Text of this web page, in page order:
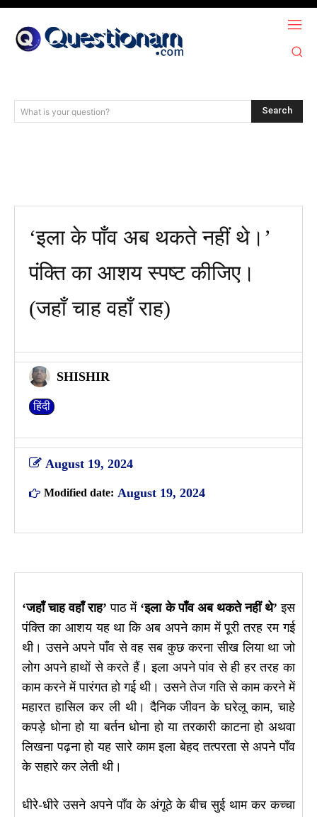
What is your question? Search
‘इला के पाँव अब थकते नहीं थे।’
पंक्ति का आशय स्पष्ट कीजिए।​
(जहाँ चाह वहाँ राह)
SHISHIR
हिंदी
August 19, 2024
Modified date: August 19, 2024
‘जहाँ चाह वहाँ राह’ पाठ में ‘इला के पाँव अब थकते नहीं थे’ इस
पंक्ति का आशय यह था कि अब अपने काम में पूरी तरह रम गई
थी। उसने अपने पाँव से वह सब कुछ करना सीख लिया था जो
लोग अपने हाथों से करते हैं। इला अपने पांव से ही हर तरह का
काम करने में पारंगत हो गई थी। उसने तेज गति से काम करने में
महारत हासिल कर ली थी। दैनिक जीवन के घरेलू काम, चाहे
कपड़े धोना हो या बर्तन धोना हो या तरकारी काटना हो अथवा
लिखना पढ़ना हो यह सारे काम इला बेहद तत्परता से अपने पाँव
के सहारे कर लेती थी।
धीरे-धीरे उसने अपने पाँव के अंगूठे के बीच सुई थाम कर कच्चा